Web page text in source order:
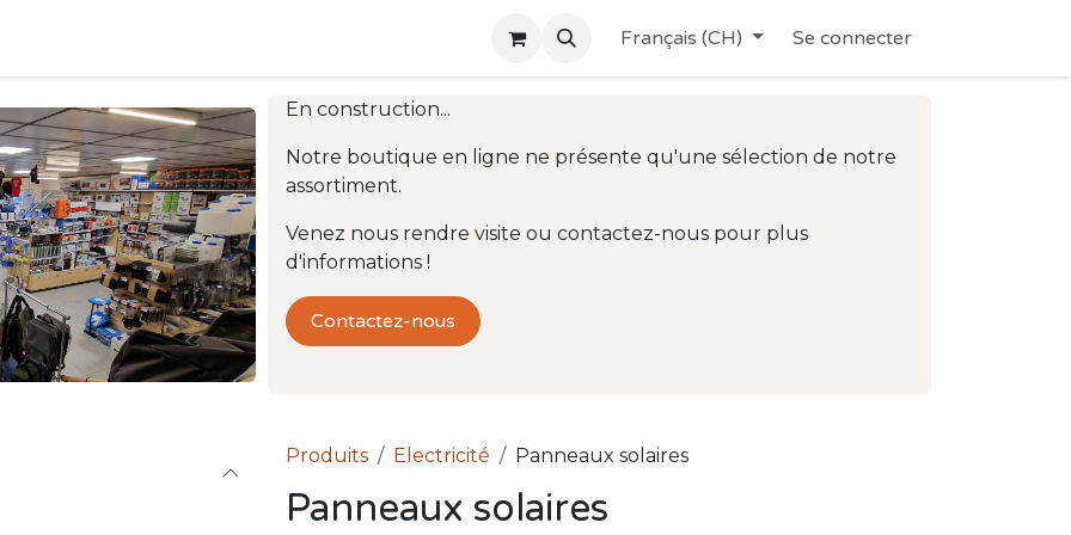
Français (CH) Se connecter
En construction...
Notre boutique en ligne ne présente qu'une sélection de notre
assortiment.
Venez nous rendre visite ou contactez-nous pour plus
d'informations !
Contactez-nous
Produits Electricité Panneaux solaires
Panneaux solaires